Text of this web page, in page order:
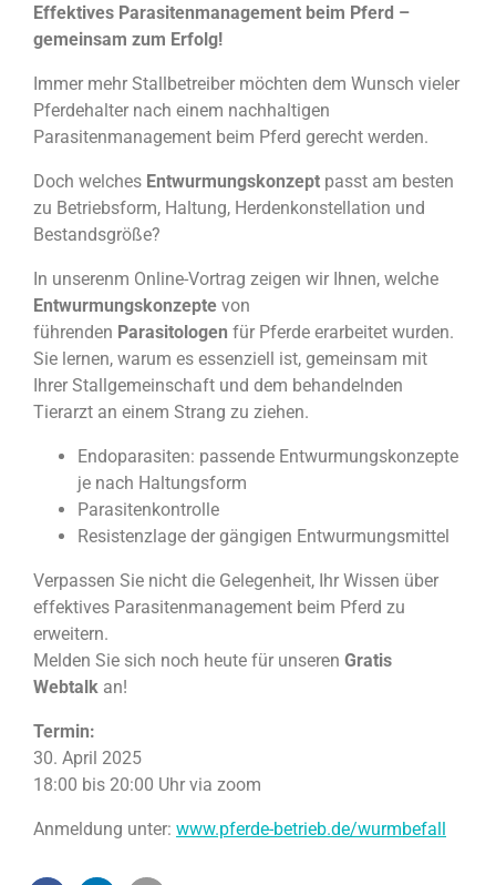
Effektives Parasitenmanagement beim Pferd –
gemeinsam zum Erfolg!
Immer mehr Stallbetreiber möchten dem Wunsch vieler
Pferdehalter nach einem nachhaltigen
Parasitenmanagement beim Pferd gerecht werden.
Doch welches Entwurmungskonzept passt am besten
zu Betriebsform, Haltung, Herdenkonstellation und
Bestandsgröße?
In unserenm Online-Vortrag zeigen wir Ihnen, welche
Entwurmungskonzepte von
führenden Parasitologen für Pferde erarbeitet wurden.
Sie lernen, warum es essenziell ist, gemeinsam mit
Ihrer Stallgemeinschaft und dem behandelnden
Tierarzt an einem Strang zu ziehen.
Endoparasiten: passende Entwurmungskonzepte
je nach Haltungsform
Parasitenkontrolle
Resistenzlage der gängigen Entwurmungsmittel
Verpassen Sie nicht die Gelegenheit, Ihr Wissen über
effektives Parasitenmanagement beim Pferd zu
erweitern.
Melden Sie sich noch heute für unseren Gratis
Webtalk an!
Termin:
30. April 2025
18:00 bis 20:00 Uhr via zoom
Anmeldung unter: www.pferde-betrieb.de/wurmbefall